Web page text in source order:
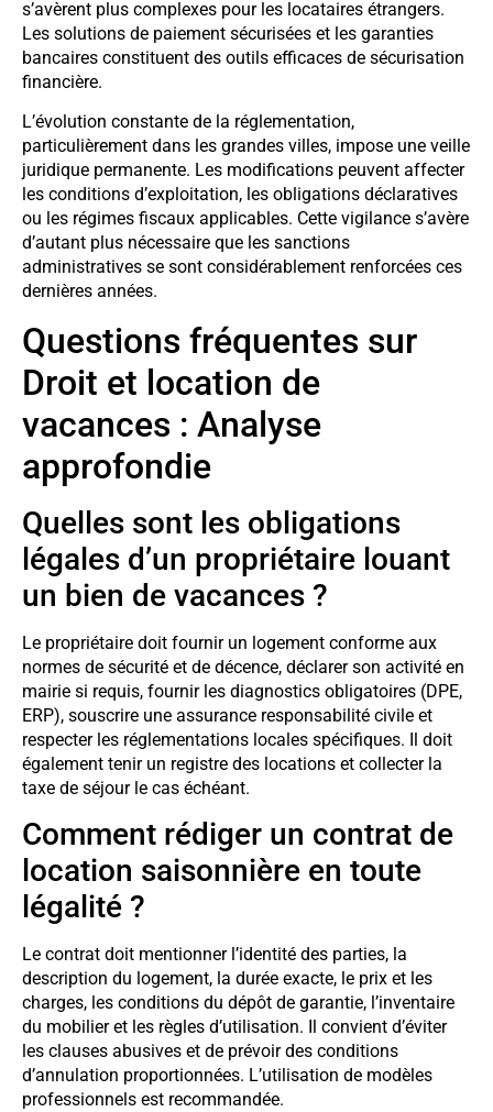
s’avèrent plus complexes pour les locataires étrangers.
Les solutions de paiement sécurisées et les garanties
bancaires constituent des outils efficaces de sécurisation
financière.
L’évolution constante de la réglementation,
particulièrement dans les grandes villes, impose une veille
juridique permanente. Les modifications peuvent affecter
les conditions d’exploitation, les obligations déclaratives
ou les régimes fiscaux applicables. Cette vigilance s’avère
d’autant plus nécessaire que les sanctions
administratives se sont considérablement renforcées ces
dernières années.
Questions fréquentes sur
Droit et location de
vacances : Analyse
approfondie
Quelles sont les obligations
légales d’un propriétaire louant
un bien de vacances ?
Le propriétaire doit fournir un logement conforme aux
normes de sécurité et de décence, déclarer son activité en
mairie si requis, fournir les diagnostics obligatoires (DPE,
ERP), souscrire une assurance responsabilité civile et
respecter les réglementations locales spécifiques. Il doit
également tenir un registre des locations et collecter la
taxe de séjour le cas échéant.
Comment rédiger un contrat de
location saisonnière en toute
légalité ?
Le contrat doit mentionner l’identité des parties, la
description du logement, la durée exacte, le prix et les
charges, les conditions du dépôt de garantie, l’inventaire
du mobilier et les règles d’utilisation. Il convient d’éviter
les clauses abusives et de prévoir des conditions
d’annulation proportionnées. L’utilisation de modèles
professionnels est recommandée.